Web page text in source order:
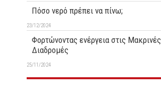
Πόσο νερό πρέπει να πίνω;
23/12/2024
Φορτώνοντας ενέργεια στις Μακρινές
Διαδρομές
25/11/2024